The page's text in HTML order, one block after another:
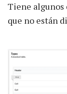
Tiene algunos
que no están